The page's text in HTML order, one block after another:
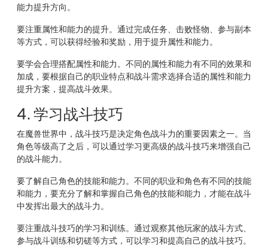
能力提升方向。
要注重属性和能力的提升。通过完成任务、击败怪物、参与副本
等方式，可以获得经验和奖励，用于提升属性和能力。
要学会合理搭配属性和能力。不同的属性和能力有不同的效果和
加成，要根据自己的职业特点和战斗需求选择合适的属性和能力
提升方案，提高战斗效果。
4. 学习战斗技巧
在魔兽世界中，战斗技巧是决定角色战斗力的重要因素之一。当
角色等级高了之后，可以通过学习更高级的战斗技巧来增强自己
的战斗能力。
要了解自己角色的技能和能力。不同的职业和角色有不同的技能
和能力，要充分了解和掌握自己角色的技能和能力，才能在战斗
中发挥出最大的战斗力。
要注重战斗技巧的学习和训练。通过观察其他玩家的战斗方式、
参与战斗训练和切磋等方式，可以学习和提高自己的战斗技巧。